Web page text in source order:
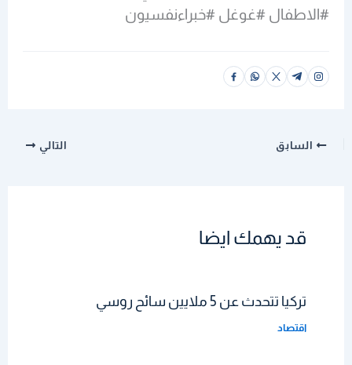
#الاطفال #غوغل #خبراءنفسيون
السابق التالي
قد يهمك ايضا
تركيا تتحدث عن 5 ملايين سائح روسي
اقتصاد